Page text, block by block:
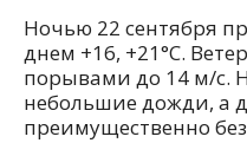
Ночью 22 сентября
днем +16, +21°C.
порывами до 14 м/с.
небольшие дожди, а
преимущественно